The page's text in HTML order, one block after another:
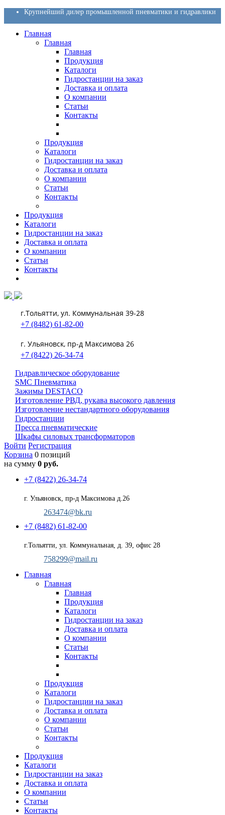
Крупнейший дилер промышленной пневматики и гидравлики
Главная
Главная
Главная
Продукция
Каталоги
Гидростанции на заказ
Доставка и оплата
О компании
Статьи
Контакты
Продукция
Каталоги
Гидростанции на заказ
Доставка и оплата
О компании
Статьи
Контакты
Продукция
Каталоги
Гидростанции на заказ
Доставка и оплата
О компании
Статьи
Контакты
г.Тольятти, ул. Коммунальная 39-28
+7 (8482) 61-82-00
г. Ульяновск, пр-д Максимова 26
+7 (8422) 26-34-74
Гидравлическое оборудование
SMC Пневматика
Зажимы DESTACO
Изготовление РВД, рукава высокого давления
Изготовление нестандартного оборудования
Гидростанции
Пресса пневматические
Шкафы силовых трансформаторов
Войти Регистрация
Корзина 0 позиций
на сумму 0 руб.
+7 (8422) 26-34-74
г. Ульяновск, пр-д Максимова д.26
263474@bk.ru
+7 (8482) 61-82-00
г.Тольятти, ул. Коммунальная, д. 39, офис 28
758299@mail.ru
Главная
Главная
Главная
Продукция
Каталоги
Гидростанции на заказ
Доставка и оплата
О компании
Статьи
Контакты
Продукция
Каталоги
Гидростанции на заказ
Доставка и оплата
О компании
Статьи
Контакты
Продукция
Каталоги
Гидростанции на заказ
Доставка и оплата
О компании
Статьи
Контакты